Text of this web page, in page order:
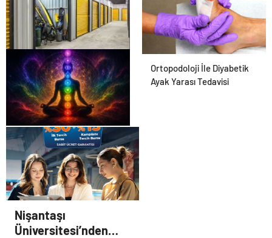
Eşya Depolama ile Ev
Eşyalarınızı Güvenle
Saklayın
Ortopodoloji İle Diyabetik
Ayak Yarası Tedavisi
Zihnin Gizemli Sınırları ve
Ötesi : Nasılnedir.com
Nişantaşı
Üniversitesi’nden